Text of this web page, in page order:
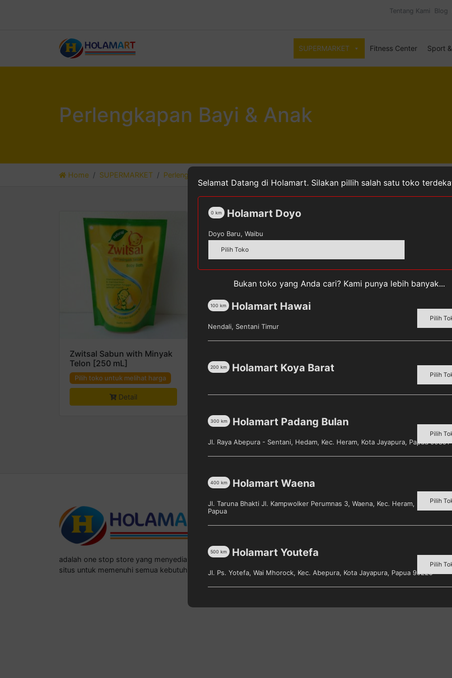
Tentang Kami Blog
SUPERMARKET Fitness Center Sport
Perlengkapan Bayi & Anak
Home SUPERMARKET Perlengkapan Bayi & Anak
Zwitsal Sabun with Minyak
Telon [250 mL]
Pilih toko untuk melihat harga
Detail
« 1 … 28 29 30
adalah one stop store yang menyediakan berbagai macam produk dalam satu
situs untuk memenuhi semua kebutuhan konsumen
Metode Pembayaran
Selamat Datang di Holamart. Silakan pillih salah satu toko
Holamart Doyo
0 km
Doyo Baru, Waibu
Pilih Toko
Bukan toko yang Anda cari? Kami punya lebih banyak...
Holamart Hawai
100 km
Nendali, Sentani Timur
Pilih
Holamart Koya Barat
200 km
Pilih
Holamart Padang Bulan
300 km
Jl. Raya Abepura - Sentani, Hedam, Kec. Heram, Kota Jayapura, Papua 99351
Pilih
Holamart Waena
400 km
Jl. Taruna Bhakti Jl. Kampwolker Perumnas 3, Waena, Kec. Heram, Kota
Papua
Pilih
Holamart Youtefa
500 km
Jl. Ps. Yotefa, Wai Mhorock, Kec. Abepura, Kota Jayapura, Papua 99225
Pilih